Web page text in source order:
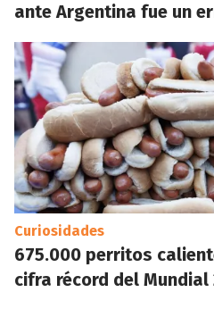
ante Argentina fue un
Curiosidades
675.000 perritos
cifra récord del Mundial